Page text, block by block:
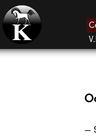
—